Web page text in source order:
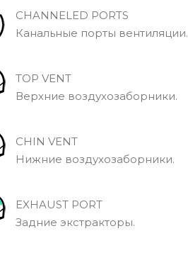
CHANNELED PORTS
Канальные порты вентиляции.
TOP VENT
Верхние воздухозаборники.
CHIN VENT
Нижние воздухозаборники.
EXHAUST PORT
Задние экстракторы.